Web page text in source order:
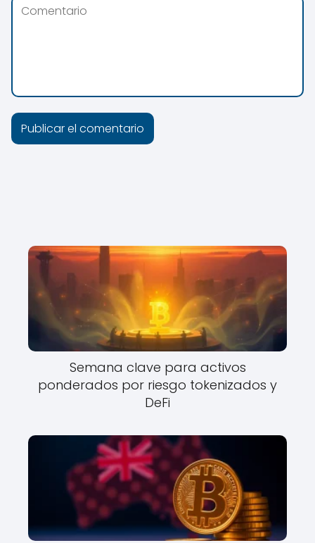
Semana clave para activos
ponderados por riesgo tokenizados y
DeFi